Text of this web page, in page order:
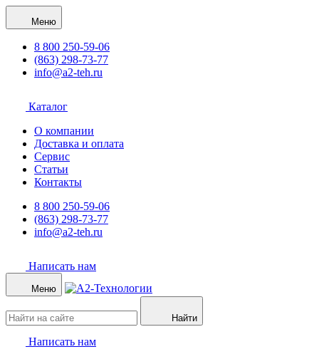
Меню
8 800 250-59-06
(863) 298-73-77
info@a2-teh.ru
Каталог
О компании
Доставка и оплата
Сервис
Статьи
Контакты
8 800 250-59-06
(863) 298-73-77
info@a2-teh.ru
Написать нам
Меню
Найти
Написать нам